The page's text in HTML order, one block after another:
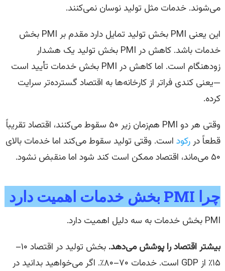
می‌شوند. خدمات مثل تولید نوسان نمی‌کنند.
این یعنی PMI بخش تولید تمایل دارد مقدم بر PMI بخش
خدمات باشد. کاهش در PMI بخش تولید یک هشدار
زودهنگام است. اما کاهش در PMI بخش خدمات تأیید است
—یعنی کندی فراتر از کارخانه‌ها به اقتصاد گسترده‌تر سرایت
کرده.
وقتی هر دو PMI هم‌زمان زیر ۵۰ سقوط می‌کنند، اقتصاد تقریباً
قطعاً دررکوداست. وقتی تولید سقوط می‌کند اما خدمات بالای
۵۰ می‌ماند، اقتصاد ممکن است کند شود اما منقبض نشود.
چرا PMI بخش خدمات اهمیت دارد
PMI بخش خدمات به سه دلیل اهمیت دارد.
بیشتر اقتصاد را پوشش می‌دهد.
بخش تولید در اقتصاد ۱۰–
۱۵٪ از GDP است. خدمات ۷۰–۸۰٪. اگر می‌خواهید بدانید در